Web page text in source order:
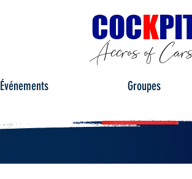
COCK
Accros of
Événements Groupes